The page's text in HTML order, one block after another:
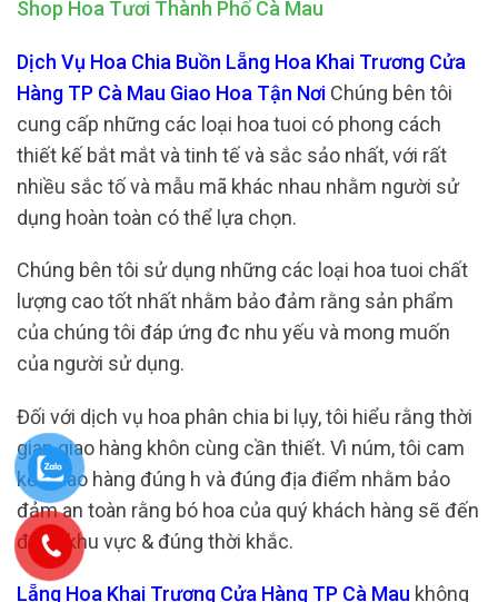
Shop Hoa Tươi Thành Phố Cà Mau
Dịch Vụ Hoa Chia Buồn Lẵng Hoa Khai Trương Cửa
Hàng TP Cà Mau Giao Hoa Tận Nơi Chúng bên tôi
cung cấp những các loại hoa tuoi có phong cách
thiết kế bắt mắt và tinh tế và sắc sảo nhất, với rất
nhiều sắc tố và mẫu mã khác nhau nhằm người sử
dụng hoàn toàn có thể lựa chọn.
Chúng bên tôi sử dụng những các loại hoa tuoi chất
lượng cao tốt nhất nhằm bảo đảm rằng sản phẩm
của chúng tôi đáp ứng đc nhu yếu và mong muốn
của người sử dụng.
Đối với dịch vụ hoa phân chia bi lụy, tôi hiểu rằng thời
gian giao hàng khôn cùng cần thiết. Vì núm, tôi cam
kết Giao hàng đúng h và đúng địa điểm nhằm bảo
đảm an toàn rằng bó hoa của quý khách hàng sẽ đến
đúng khu vực & đúng thời khắc.
Lẵng Hoa Khai Trương Cửa Hàng TP Cà Mau không